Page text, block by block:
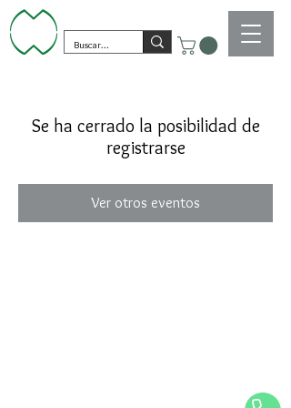
Se ha cerrado la posibilidad de
registrarse
Ver otros eventos